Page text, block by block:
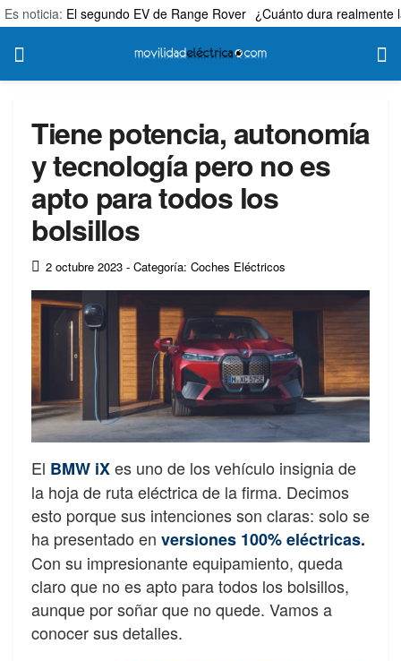
Es noticia: El segundo EV de Range Rover ¿Cuánto dura realmente
Tiene potencia, autonomía
y tecnología pero no es
apto para todos los
bolsillos
2 octubre 2023 - Categoría: Coches Eléctricos
El BMW iXes uno de los vehículo insignia de
la hoja de ruta eléctrica de la firma. Decimos
esto porque sus intenciones son claras: solo se
ha presentado en versiones 100% eléctricas.
Con su impresionante equipamiento, queda
claro que no es apto para todos los bolsillos,
aunque por soñar que no quede. Vamos a
conocer sus detalles.